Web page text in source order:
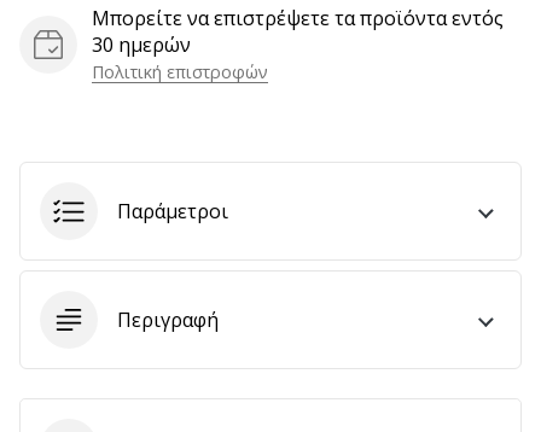
έσοδα.
…
των
Μπορείτε να επιστρέψετε τα προϊόντα εντός
30 ημερών
Πολιτική επιστροφών
Παράμετροι
Περιγραφή